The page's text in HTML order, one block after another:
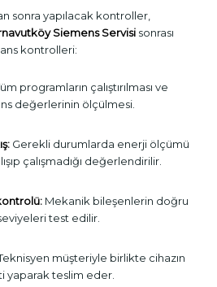
sonra yapılacak kontroller,
Siemens Servisisonrası
kontrolleri:
programların çalıştırılması ve
değerlerinin ölçülmesi.
Gerekli durumlarda enerji ölçümü
çalışmadığı değerlendirilir.
Mekanik bileşenlerin doğru
test edilir.
müşteriyle birlikte cihazın
yaparak teslim eder.